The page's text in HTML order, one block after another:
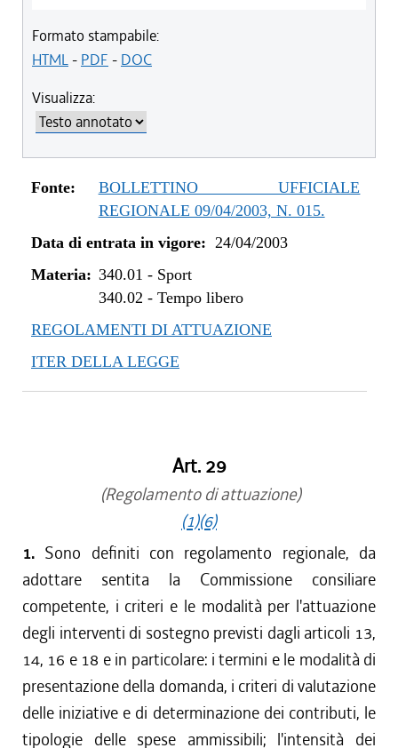
Formato stampabile:
HTML- PDF - DOC
Visualizza:
Fonte:
BOLLETTINO UFFICIALE
REGIONALE 09/04/2003, N. 015.
Data di entrata in vigore: 24/04/2003
Materia: 340.01 - Sport
340.02 - Tempo libero
REGOLAMENTI DI ATTUAZIONE
ITER DELLA LEGGE
Art. 29
(Regolamento di attuazione)
(1)(6)
1. Sono definiti con regolamento regionale, da
adottare sentita la Commissione consiliare
competente, i criteri e le modalità per l'attuazione
degli interventi di sostegno previsti dagli articoli 13,
14, 16 e 18 e in particolare: i termini e le modalità di
presentazione della domanda, i criteri di valutazione
delle iniziative e di determinazione dei contributi, le
tipologie delle spese ammissibili; l'intensità dei